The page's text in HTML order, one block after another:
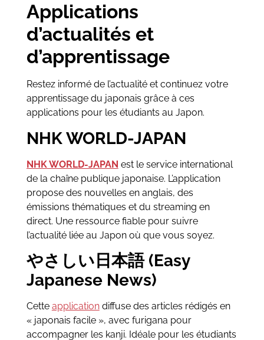
Applications
d’actualités et
d’apprentissage
Restez informé de l’actualité et continuez votre
apprentissage du japonais grâce à ces
applications pour les étudiants au Japon.
NHK WORLD-JAPAN
NHK WORLD-JAPAN est le service international
de la chaîne publique japonaise. L’application
propose des nouvelles en anglais, des
émissions thématiques et du streaming en
direct. Une ressource fiable pour suivre
l’actualité liée au Japon où que vous soyez.
やさしい日本語 (Easy
Japanese News)
Cette applicationdiffuse des articles rédigés en
« japonais facile », avec furigana pour
accompagner les kanji. Idéale pour les étudiants